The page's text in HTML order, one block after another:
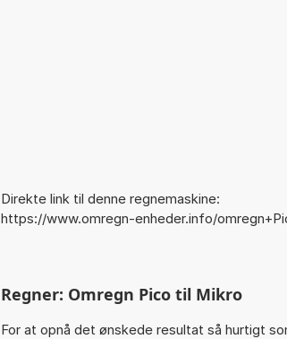
Direkte link til denne regnemaskine:
https://www.omregn-enheder.info/
Regner: Omregn Pico til Mikro
For at opnå det ønskede resultat så hurtigt